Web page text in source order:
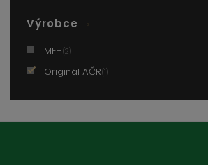
Výrobce
MFH(2)
Originál AČR(1)